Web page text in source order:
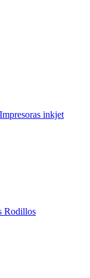
Impresoras inkjet
Rodillos